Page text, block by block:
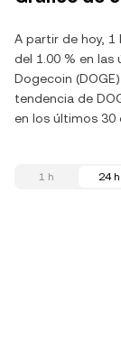
A partir de hoy, 1
del 1.00 % en las
Dogecoin
tendencia de
en los últimos 30
1 h 24 h